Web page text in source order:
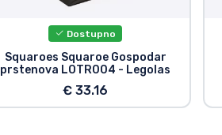
Dostupno
Squaroes Squaroe Gospodar
prstenova LOTR004 - Legolas
€ 33.16